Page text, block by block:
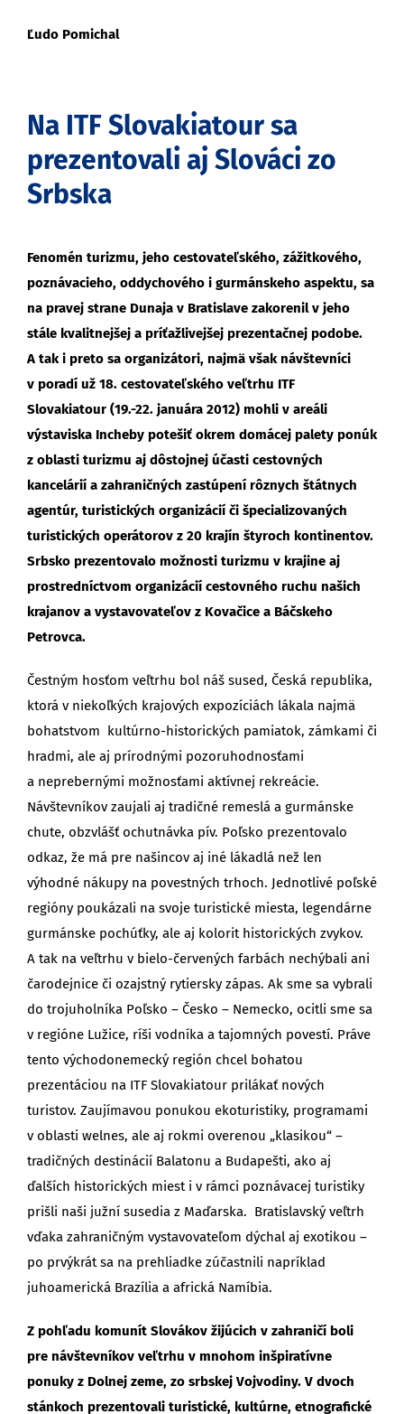
Ľudo Pomichal
Na ITF Slovakiatour sa
prezentovali aj Slováci zo
Srbska
Fenomén turizmu, jeho cestovateľského, zážitkového,
poznávacieho, oddychového i gurmánskeho aspektu, sa
na pravej strane Dunaja v Bratislave zakorenil v jeho
stále kvalitnejšej a príťažlivejšej prezentačnej podobe.
A tak i preto sa organizátori, najmä však návštevníci
v poradí už 18. cestovateľského veľtrhu ITF
Slovakiatour (19.-22. januára 2012) mohli v areáli
výstaviska Incheby potešiť okrem domácej palety ponúk
z oblasti turizmu aj dôstojnej účasti cestovných
kancelárií a zahraničných zastúpení rôznych štátnych
agentúr, turistických organizácií či špecializovaných
turistických operátorov z 20 krajín štyroch kontinentov.
Srbsko prezentovalo možnosti turizmu v krajine aj
prostredníctvom organizácií cestovného ruchu našich
krajanov a vystavovateľov z Kovačice a Báčskeho
Petrovca.
Čestným hosťom veľtrhu bol náš sused, Česká republika,
ktorá v niekoľkých krajových expozíciách lákala najmä
bohatstvom kultúrno-historických pamiatok, zámkami či
hradmi, ale aj prírodnými pozoruhodnosťami
a neprebernými možnosťami aktívnej rekreácie.
Návštevníkov zaujali aj tradičné remeslá a gurmánske
chute, obzvlášť ochutnávka pív. Poľsko prezentovalo
odkaz, že má pre našincov aj iné lákadlá než len
výhodné nákupy na povestných trhoch. Jednotlivé poľské
regióny poukázali na svoje turistické miesta, legendárne
gurmánske pochúťky, ale aj kolorit historických zvykov.
A tak na veľtrhu v bielo-červených farbách nechýbali ani
čarodejnice či ozajstný rytiersky zápas. Ak sme sa vybrali
do trojuholníka Poľsko – Česko – Nemecko, ocitli sme sa
v regióne Lužice, ríši vodníka a tajomných povestí. Práve
tento východonemecký región chcel bohatou
prezentáciou na ITF Slovakiatour prilákať nových
turistov. Zaujímavou ponukou ekoturistiky, programami
v oblasti welnes, ale aj rokmi overenou „klasikou“ –
tradičných destinácií Balatonu a Budapešti, ako aj
ďalších historických miest i v rámci poznávacej turistiky
prišli naši južní susedia z Maďarska. Bratislavský veľtrh
vďaka zahraničným vystavovateľom dýchal aj exotikou –
po prvýkrát sa na prehliadke zúčastnili napríklad
juhoamerická Brazília a africká Namíbia.
Z pohľadu komunít Slovákov žijúcich v zahraničí boli
pre návštevníkov veľtrhu v mnohom inšpiratívne
ponuky z Dolnej zeme, zo srbskej Vojvodiny. V dvoch
stánkoch prezentovali turistické, kultúrne, etnografické